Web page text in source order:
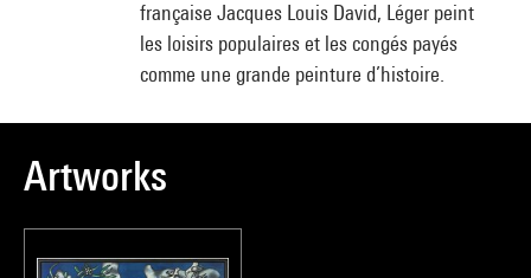
française Jacques Louis David, Léger peint
les loisirs populaires et les congés payés
comme une grande peinture d’histoire.
Artworks